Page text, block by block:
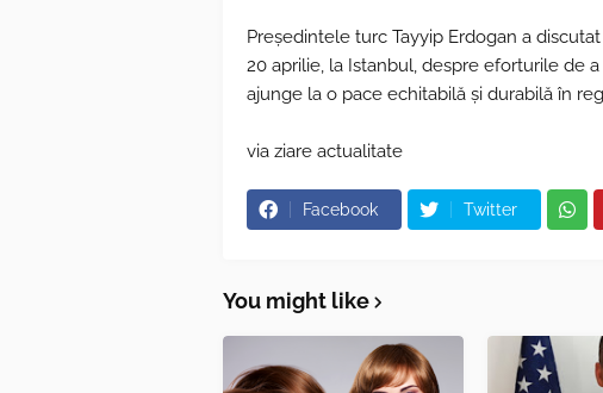
Președintele turc Tayyip Erdogan a
20 aprilie, la Istanbul, despre eforturile de
ajunge la o pace echitabilă și durabilă în
via ziare actualitate
Facebook Twitter
You might like